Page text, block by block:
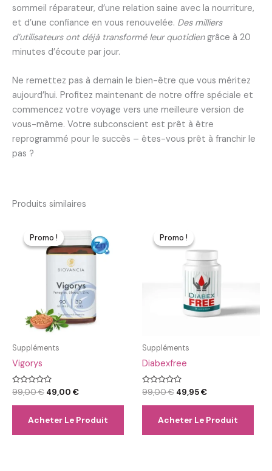
sommeil réparateur, d’une relation saine avec la nourriture,
et d’une confiance en vous renouvelée. Des milliers
d’utilisateurs ont déjà transformé leur quotidiengrâce à 20
minutes d’écoute par jour.
Ne remettez pas à demain le bien-être que vous méritez
aujourd’hui. Profitez maintenant de notre offre spéciale et
commencez votre voyage vers une meilleure version de
vous-même. Votre subconscient est prêt à être
reprogrammé pour le succès – êtes-vous prêt à franchir le
pas ?
Produits similaires
Promo !
Promo !
Suppléments
Vigorys
Note
0
sur
99,00€ Le
était :
99,00 €.
49,00 €Le
est :
49,00 €.
Acheter Le Produit
Promo !
Promo !
Suppléments
Diabexfree
Note
0
sur
99,00€ Le
était :
99,00 €.
49,95€Le
est :
49,95 €.
Acheter Le Produit